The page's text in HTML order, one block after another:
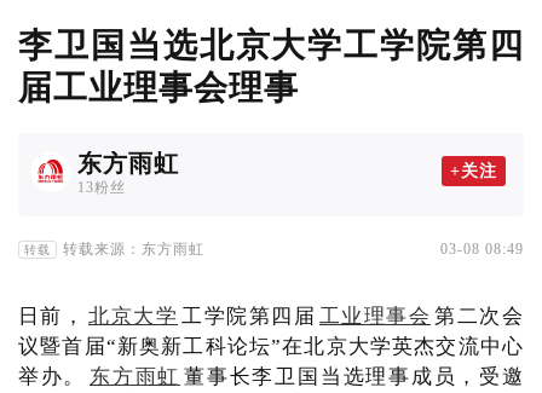
李卫国当选北京大学工学院第四
届工业理事会理事
东方雨虹
13粉丝
+关注
转载 转载来源：东方雨虹 03-08 08:49
日前， 北京大学 工学院第四届 工业理事会 第二次会
议暨首届“新奥新工科论坛”在北京大学英杰交流中心
举办。
东方雨虹 董事长李卫国当选理事成员，受邀